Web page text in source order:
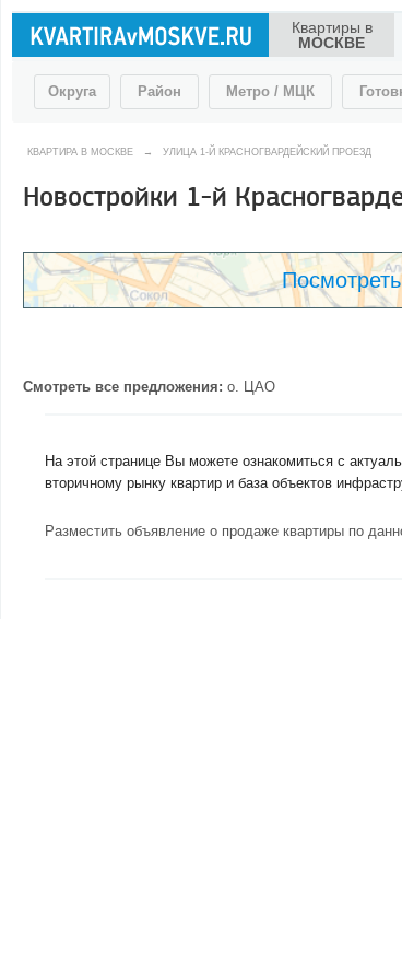
Квартиры в
МОСКВЕ
Округа Район Метро / МЦК
КВАРТИРА В МОСКВЕ → УЛИЦА 1-Й КРАСНОГВАРДЕЙСКИЙ ПРОЕЗД
Новостройки 1-й
Смотреть все предложения: о. ЦАО
На этой странице Вы можете ознакомиться с
вторичному рынку квартир и база объектов
Разместить объявление о продаже квартиры по